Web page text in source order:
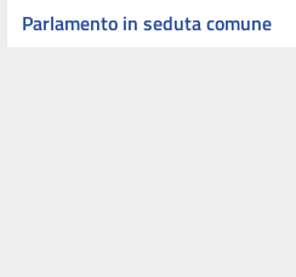
Parlamento in seduta comune